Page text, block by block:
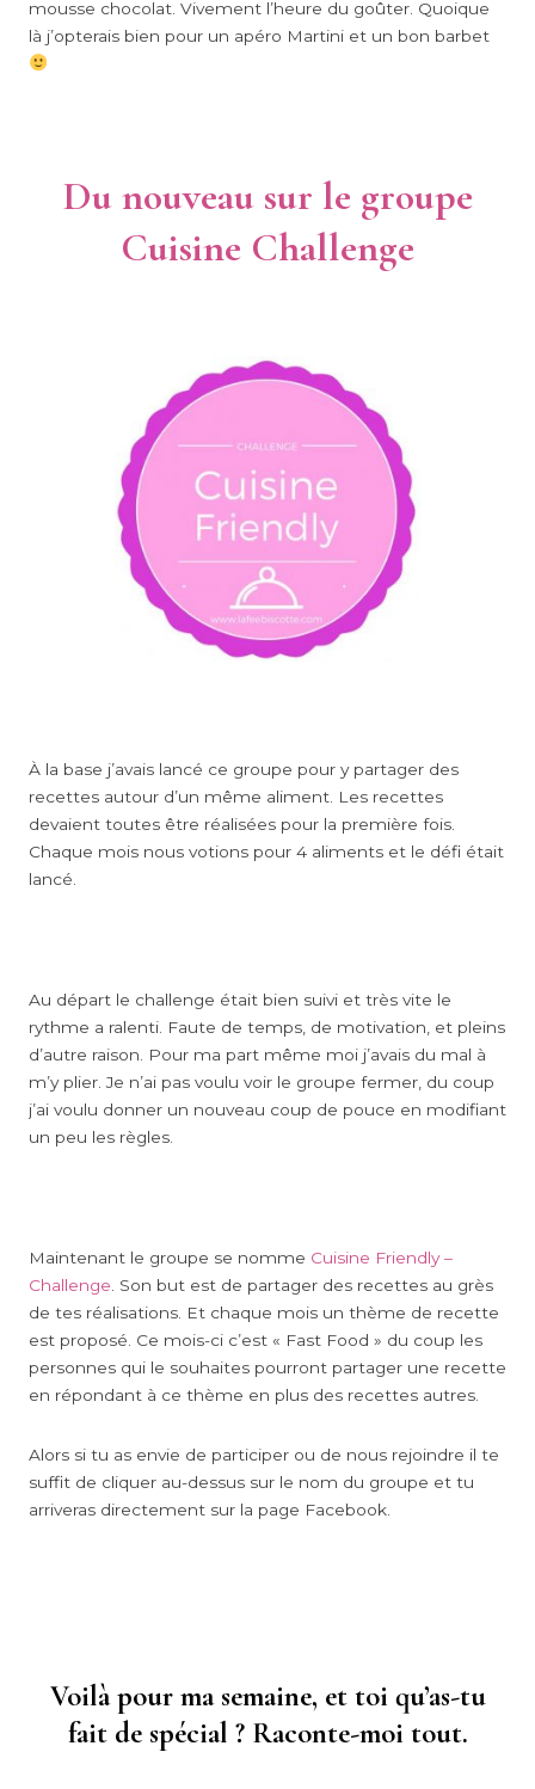
mousse chocolat. Vivement l’heure du goûter. Quoique
là j’opterais bien pour un apéro Martini et un bon barbet
Du nouveau sur le groupe
Cuisine Challenge
À la base j’avais lancé ce groupe pour y partager des
recettes autour d’un même aliment. Les recettes
devaient toutes être réalisées pour la première fois.
Chaque mois nous votions pour 4 aliments et le défi était
lancé.
Au départ le challenge était bien suivi et très vite le
rythme a ralenti. Faute de temps, de motivation, et pleins
d’autre raison. Pour ma part même moi j’avais du mal à
m’y plier. Je n’ai pas voulu voir le groupe fermer, du coup
j’ai voulu donner un nouveau coup de pouce en modifiant
un peu les règles.
Maintenant le groupe se nomme Cuisine Friendly –
Challenge . Son but est de partager des recettes au grès
de tes réalisations. Et chaque mois un thème de recette
est proposé. Ce mois-ci c’est « Fast Food » du coup les
personnes qui le souhaites pourront partager une recette
en répondant à ce thème en plus des recettes autres.
Alors si tu as envie de participer ou de nous rejoindre il te
suffit de cliquer au-dessus sur le nom du groupe et tu
arriveras directement sur la page Facebook.
Voilà pour ma semaine, et toi qu’as-tu
fait de spécial ? Raconte-moi tout.